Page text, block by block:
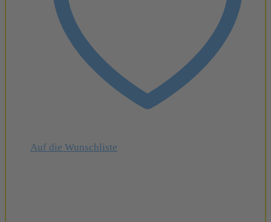
Auf die Wunschliste